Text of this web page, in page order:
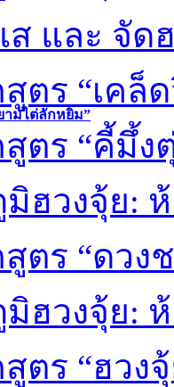
ามไต่ลักหยิ่ม”
และ จัด
ตร “เคล็
ตร “คี้มึ้ง
ฮวงจุ้ย:
ตร “ดวง
ฮวงจุ้ย:
ตร “ฮวง